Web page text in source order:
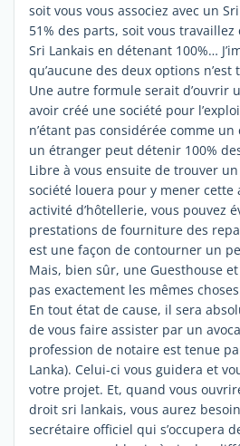
soit vous vous associez avec un
51% des parts, soit vous travaillez
Sri Lankais en détenant 100%…
qu’aucune des deux options
Une autre formule serait d’ouvrir
avoir créé une société pour
n’étant pas considérée comme
un étranger peut détenir 100%
Libre à vous ensuite de trouver
société louera pour y mener cette
activité d’hôtellerie, vous pouvez
prestations de fourniture des
est une façon de contourner un
Mais, bien sûr, une Guesthouse
pas exactement les mêmes
En tout état de cause, il sera
de vous faire assister par un
profession de notaire est tenue
Lanka). Celui-ci vous guidera et
votre projet. Et, quand vous
droit sri lankais, vous aurez
secrétaire officiel qui s’occupera